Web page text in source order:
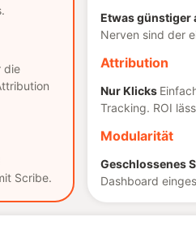
die
Scribe.
Etwas günstiger
Nerven sind der
Attribution
Nur Klicks
Tracking. ROI
Modularität
Geschlossenes
Dashboard